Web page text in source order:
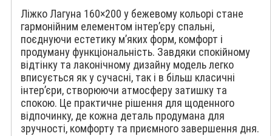
Ліжко Лагуна 160×200 у бежевому кольорі стане
гармонійним елементом інтер’єру спальні,
поєднуючи естетику м’яких форм, комфорт і
продуману функціональність. Завдяки спокійному
відтінку та лаконічному дизайну модель легко
вписується як у сучасні, так і в більш класичні
інтер’єри, створюючи атмосферу затишку та
спокою. Це практичне рішення для щоденного
відпочинку, де кожна деталь продумана для
зручності, комфорту та приємного завершення дня.